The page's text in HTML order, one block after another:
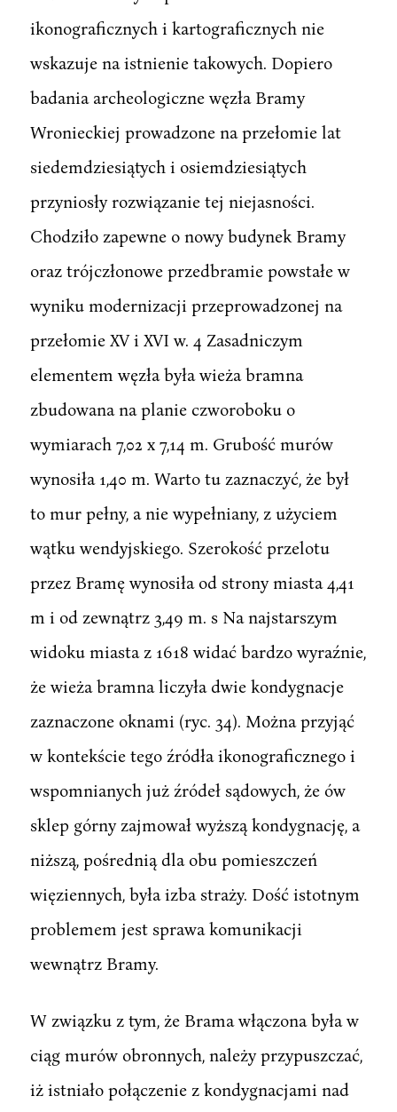
ikonograficznych i kartograficznych nie
wskazuje na istnienie takowych. Dopiero
badania archeologiczne węzła Bramy
Wronieckiej prowadzone na przełomie lat
siedemdziesiątych i osiemdziesiątych
przyniosły rozwiązanie tej niejasności.
Chodziło zapewne o nowy budynek Bramy
oraz trójczłonowe przedbramie powstałe w
wyniku modernizacji przeprowadzonej na
przełomie XV i XVI w. 4 Zasadniczym
elementem węzła była wieża bramna
zbudowana na planie czworoboku o
wymiarach 7,02 x 7,14 m. Grubość murów
wynosiła 1,40 m. Warto tu zaznaczyć, że był
to mur pełny, a nie wypełniany, z użyciem
wątku wendyjskiego. Szerokość przelotu
przez Bramę wynosiła od strony miasta 4,41
m i od zewnątrz 3,49 m. s Na najstarszym
widoku miasta z 1618 widać bardzo wyraźnie,
że wieża bramna liczyła dwie kondygnacje
zaznaczone oknami (ryc. 34). Można przyjąć
w kontekście tego źródła ikonograficznego i
wspomnianych już źródeł sądowych, że ów
sklep górny zajmował wyższą kondygnację, a
niższą, pośrednią dla obu pomieszczeń
więziennych, była izba straży. Dość istotnym
problemem jest sprawa komunikacji
wewnątrz Bramy.
W związku z tym, że Brama włączona była w
ciąg murów obronnych, należy przypuszczać,
iż istniało połączenie z kondygnacjami nad